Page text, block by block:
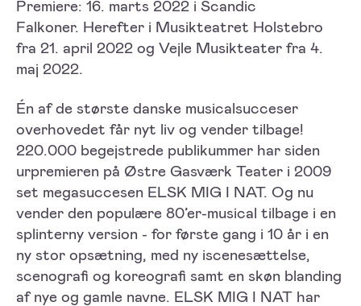
Premiere: 16. marts 2022 i Scandic
Falkoner. Herefter i Musikteatret Holstebro
fra 21. april 2022 og Vejle Musikteater fra 4.
maj 2022.
Én af de største danske musicalsucceser
overhovedet får nyt liv og vender tilbage!
220.000 begejstrede publikummer har siden
urpremieren på Østre Gasværk Teater i 2009
set megasuccesen ELSK MIG I NAT. Og nu
vender den populære 80’er-musical tilbage i en
splinterny version - for første gang i 10 år i en
ny stor opsætning, med ny iscenesættelse,
scenografi og koreografi samt en skøn blanding
af nye og gamle navne. ELSK MIG I NAT har